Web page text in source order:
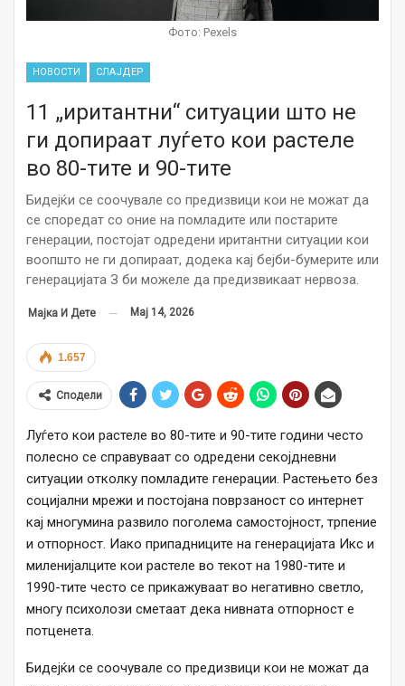
Фото: Pexels
НОВОСТИ СЛАЈДЕР
11 „иритантни“ ситуации што не
ги допираат луѓето кои растеле
во 80-тите и 90-тите
Бидејќи се соочувале со предизвици кои не можат да
се споредат со оние на помладите или постарите
генерации, постојат одредени иритантни ситуации кои
воопшто не ги допираат, додека кај бејби-бумерите или
генерацијата З би можеле да предизвикаат нервоза.
Мајка И Дете Мај 14, 2026
1.657
Сподели
Луѓето кои растеле во 80-тите и 90-тите години често
полесно се справуваат со одредени секојдневни
ситуации отколку помладите генерации. Растењето без
социјални мрежи и постојана поврзаност со интернет
кај многумина развило поголема самостојност, трпение
и отпорност. Иако припадниците на генерацијата Икс и
миленијалците кои растеле во текот на 1980-тите и
1990-тите често се прикажуваат во негативно светло,
многу психолози сметаат дека нивната отпорност е
потценета.
Бидејќи се соочувале со предизвици кои не можат да